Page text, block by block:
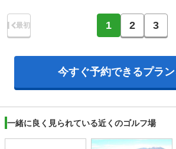
最初 1 2 3
今すぐ予約できるプラ
一緒に良く見られている近くのゴルフ場